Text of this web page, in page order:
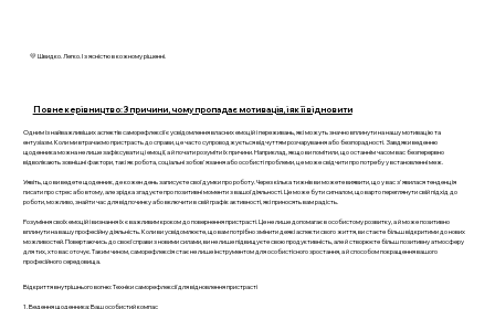
💛 Швидко. Легко. І з ясністю в кожному рішенні.
Повне керівництво: 3 причини, чому пропадає мотивація, і як її відновити
Одним із найважливіших аспектів саморефлексії є усвідомлення власних емоцій і переживань, які можуть значно вплинути на нашу мотивацію та
ентузіазм. Коли ми втрачаємо пристрасть до справи, це часто супроводжується відчуттям розчарування або безпорадності. Завдяки веденню
щоденника можна не лише зафіксувати ці емоції, а й почати розуміти їх причини. Наприклад, якщо ви помітили, що останнім часом вас безперервно
відволікають зовнішні фактори, такі як робота, соціальні зобов'язання або особисті проблеми, це може свідчити про потребу у встановленні меж.
Уявіть, що ви ведете щоденник, де кожен день записуєте свої думки про роботу. Через кілька тижнів ви можете виявити, що у вас з'явилася тенденція
писати про стрес або втому, але зрідка згадуєте про позитивні моменти з вашої діяльності. Це може бути сигналом, що варто переглянути свій підхід до
роботи, можливо, знайти час для відпочинку або включити в свій графік активності, які приносять вам радість.
Розуміння своїх емоцій і визнання їх є важливим кроком до повернення пристрасті. Це не лише допомагає в особистому розвитку, а й може позитивно
вплинути на вашу професійну діяльність. Коли ви усвідомлюєте, що вам потрібно змінити деякі аспекти свого життя, ви стаєте більш відкритими до нових
можливостей. Повертаючись до своєї справи з новими силами, ви не лише підвищуєте свою продуктивність, але й створюєте більш позитивну атмосферу
для тих, хто вас оточує. Таким чином, саморефлексія стає не лише інструментом для особистісного зростання, а й способом покращення вашого
професійного середовища.
Відкриття внутрішнього вогню: Техніки саморефлексії для відновлення пристрасті
1. Ведення щоденника: Ваш особистий компас